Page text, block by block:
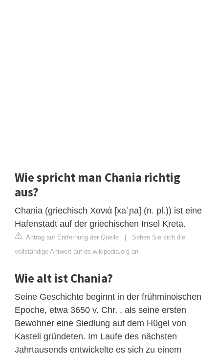
Wie spricht man Chania richtig
aus?
Chania (griechisch Χανιά [xaˈɲa] (n. pl.)) ist eine
Hafenstadt auf der griechischen Insel Kreta.
Antrag auf Entfernung der Quelle | Sehen Sie sich die
vollständige Antwort auf de.wikipedia.org an
Wie alt ist Chania?
Seine Geschichte beginnt in der frühminoischen
Epoche, etwa 3650 v. Chr. , als seine ersten
Bewohner eine Siedlung auf dem Hügel von
Kasteli gründeten. Im Laufe des nächsten
Jahrtausends entwickelte es sich zu einem